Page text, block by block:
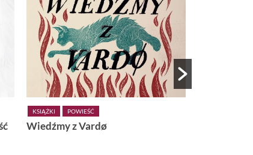
URODA
Aktywuj REGENESIS CODE i